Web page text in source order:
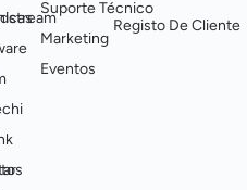
Suporte Técnico
Marketing
Eventos
Registo De Cliente